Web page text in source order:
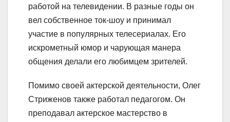
работой на телевидении. В разные годы он
вел собственное ток-шоу и принимал
участие в популярных телесериалах. Его
искрометный юмор и чарующая манера
общения делали его любимцем зрителей.
Помимо своей актерской деятельности, Олег
Стриженов также работал педагогом. Он
преподавал актерское мастерство в